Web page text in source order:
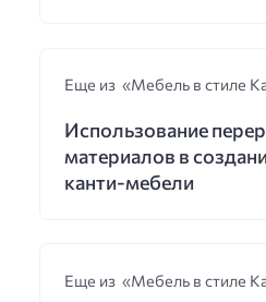
Еще из «Мебель в стиле
Использование
материалов в
канти-мебели
Еще из «Мебель в стиле